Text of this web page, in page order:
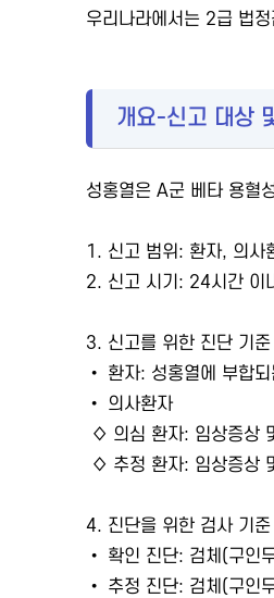
우리나라에서는 2급 법
개요-신고 대상
성홍열은 A군 베타 용혈
1. 신고 범위: 환자, 의사
2. 신고 시기: 24시간 이
3. 신고를 위한 진단 기준
• 환자: 성홍열에 부합
• 의사환자
◊ 의심 환자: 임상증상
◊ 추정 환자: 임상증상
4. 진단을 위한 검사 기준
• 확인 진단: 검체(구인
• 추정 진단: 검체(구인